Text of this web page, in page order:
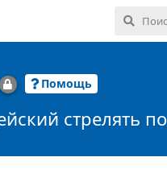
Помощь
стрелять